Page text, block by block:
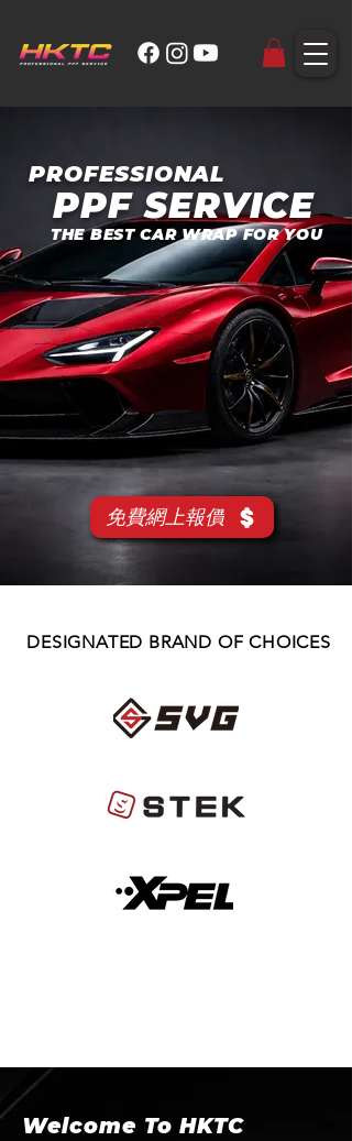
PROFESSIONAL
PPF SERVICE
THE BEST CAR WRAP FOR YOU
免費網上報價
DESIGNATED BRAND OF CHOICES
Welcome To HKTC